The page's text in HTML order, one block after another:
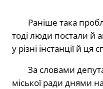
Раніше така
тоді люди постали й
у різні інстанції й
За словами
міської ради днями